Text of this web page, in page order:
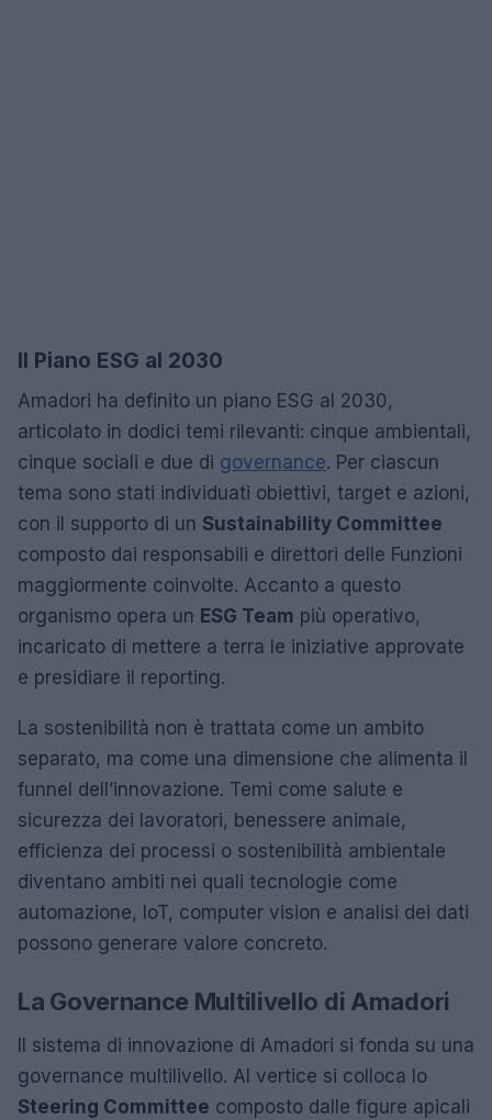
Il Piano ESG al 2030
Amadori ha definito un piano ESG al 2030,
articolato in dodici temi rilevanti: cinque ambientali,
cinque sociali e due di governance. Per ciascun
tema sono stati individuati obiettivi, target e azioni,
con il supporto di un Sustainability Committee
composto dai responsabili e direttori delle Funzioni
maggiormente coinvolte. Accanto a questo
organismo opera un ESG Team più operativo,
incaricato di mettere a terra le iniziative approvate
e presidiare il reporting.
La sostenibilità non è trattata come un ambito
separato, ma come una dimensione che alimenta il
funnel dell’innovazione. Temi come salute e
sicurezza dei lavoratori, benessere animale,
efficienza dei processi o sostenibilità ambientale
diventano ambiti nei quali tecnologie come
automazione, IoT, computer vision e analisi dei dati
possono generare valore concreto.
La Governance Multilivello di Amadori
Il sistema di innovazione di Amadori si fonda su una
governance multilivello. Al vertice si colloca lo
Steering Committee composto dalle figure apicali